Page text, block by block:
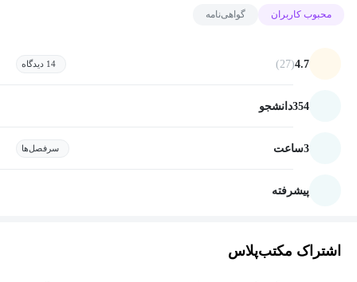
محبوب کاربران گواهی‌نامه
4.7
(27) 14 دیدگاه
354دانشجو
3ساعت سرفصل‌ها
پیشرفته
اشتراک مکتب‌پلاس